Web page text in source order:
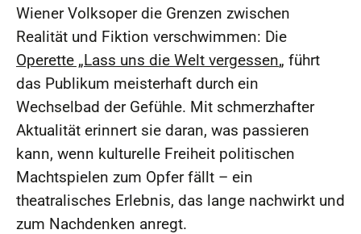
Wiener Volksoper die Grenzen zwischen
Realität und Fiktion verschwimmen: Die
Operette „Lass uns die Welt vergessen„ führt
das Publikum meisterhaft durch ein
Wechselbad der Gefühle. Mit schmerzhafter
Aktualität erinnert sie daran, was passieren
kann, wenn kulturelle Freiheit politischen
Machtspielen zum Opfer fällt – ein
theatralisches Erlebnis, das lange nachwirkt und
zum Nachdenken anregt.